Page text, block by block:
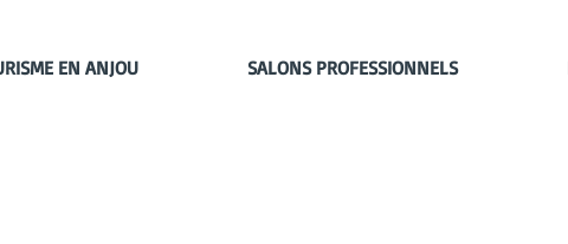
EN ANJOU SALONS PROFESSIONNELS